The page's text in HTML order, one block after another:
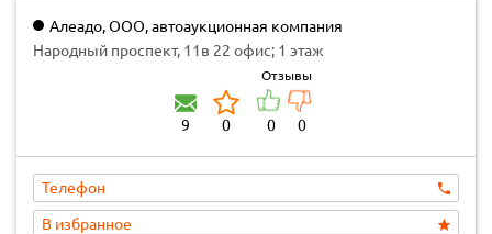
Алеадо, ООО, автоаукционная компания
Народный проспект, 11в 22 офис; 1 этаж
9 0
Отзывы
0 0
Телефон
В избранное